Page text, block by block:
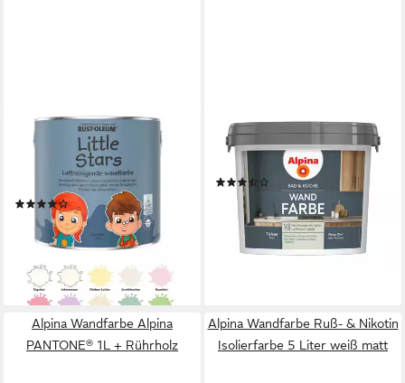
ALPINA
Wandfarbe Little Stars 2,5 L.
Luftreinigende Wandfarbe
Kinderzimmer Gesundheit
(7)
18,88 €
(7,55 €/ 1 l)
ALPINA
Wandfarbe Alpina Bad &
Küche Wand-Farbe
39,99 €
(16,00 €/ 1 l)
lieferbar - in 4-5 Werktagen bei dir
+7
Alpina Wandfarbe Alpina
PANTONE® 1L + Rührholz
Alpina Wandfarbe Ruß- & Nikotin
Isolierfarbe 5 Liter weiß matt